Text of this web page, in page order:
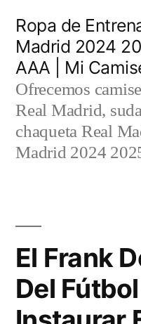
contenido
Ropa de
Madrid 2024
AAA | Mi
Ofrecemos
Real Madrid,
chaqueta Real
Madrid 2024
El Frank
Del